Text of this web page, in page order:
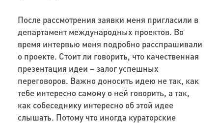
После рассмотрения заявки меня пригласили в
департамент международных проектов. Во
время интервью меня подробно расспрашивали
о проекте. Стоит ли говорить, что качественная
презентация идеи – залог успешных
переговоров. Важно доносить идею не так, как
тебе интересно самому о ней говорить, а так,
как собеседнику интересно об этой идее
слышать. Потому что иногда кураторские